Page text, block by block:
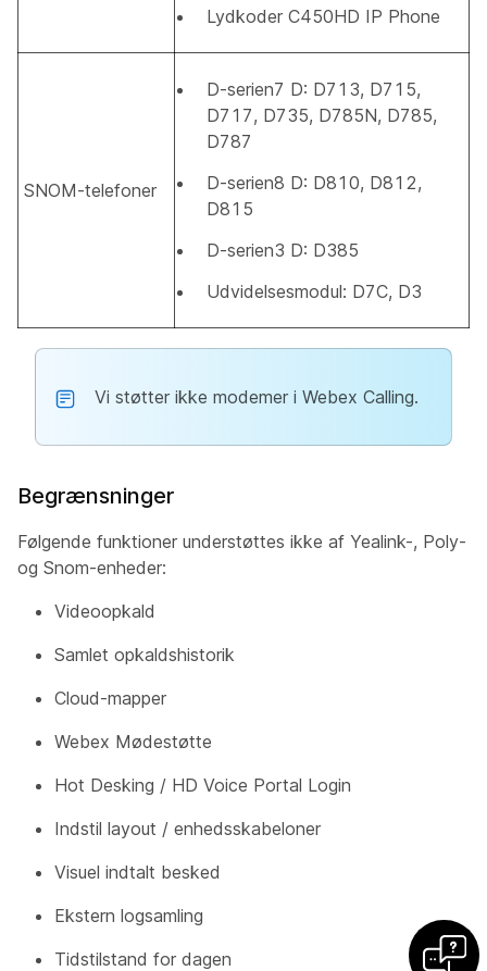
Lydkoder C450HD IP Phone
SNOM-telefoner
D-serien7 D: D713, D715,
D717, D735, D785N, D785,
D787
D-serien8 D: D810, D812,
D815
D-serien3 D: D385
Udvidelsesmodul: D7C, D3
Vi støtter ikke modemer i Webex Calling.
Begrænsninger
Følgende funktioner understøttes ikke af Yealink-, Poly-
og Snom-enheder:
Videoopkald
Samlet opkaldshistorik
Cloud-mapper
Webex Mødestøtte
Hot Desking / HD Voice Portal Login
Indstil layout / enhedsskabeloner
Visuel indtalt besked
Ekstern logsamling
Tidstilstand for dagen